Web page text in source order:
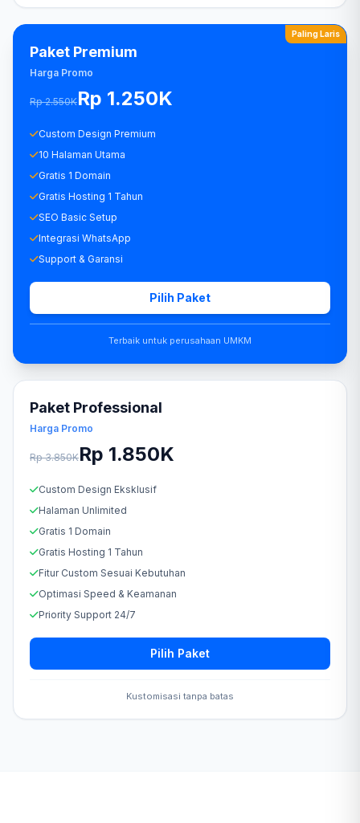
Paling Laris
Paket Premium
Harga Promo
Rp 2.550KRp 1.250K
Custom Design Premium
10 Halaman Utama
Gratis 1 Domain
Gratis Hosting 1 Tahun
SEO Basic Setup
Integrasi WhatsApp
Support & Garansi
Pilih Paket
Terbaik untuk perusahaan UMKM
Paket Professional
Harga Promo
Rp 3.850KRp 1.850K
Custom Design Eksklusif
Halaman Unlimited
Gratis 1 Domain
Gratis Hosting 1 Tahun
Fitur Custom Sesuai Kebutuhan
Optimasi Speed & Keamanan
Priority Support 24/7
Pilih Paket
Kustomisasi tanpa batas